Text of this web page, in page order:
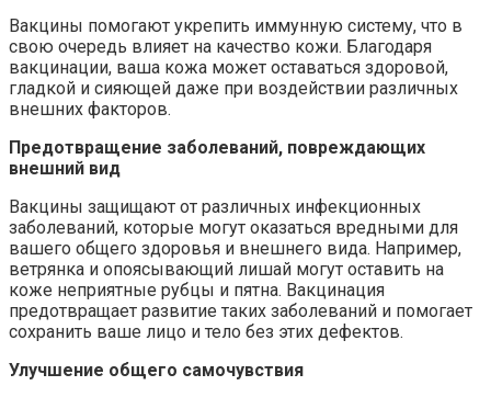
Вакцины помогают укрепить иммунную систему, что в
свою очередь влияет на качество кожи. Благодаря
вакцинации, ваша кожа может оставаться здоровой,
гладкой и сияющей даже при воздействии различных
внешних факторов.
Предотвращение заболеваний, повреждающих
внешний вид
Вакцины защищают от различных инфекционных
заболеваний, которые могут оказаться вредными для
вашего общего здоровья и внешнего вида. Например,
ветрянка и опоясывающий лишай могут оставить на
коже неприятные рубцы и пятна. Вакцинация
предотвращает развитие таких заболеваний и помогает
сохранить ваше лицо и тело без этих дефектов.
Улучшение общего самочувствия